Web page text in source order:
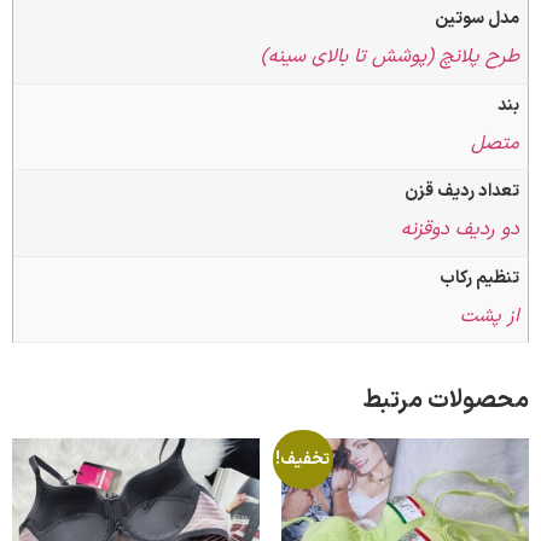
(پوشش تا بالای سینه)
ردیف قزن
دوقزنه
رکاب
مرتبط
تخفیف!